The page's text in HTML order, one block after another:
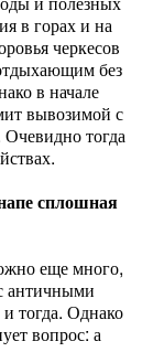
в горах и на
черкесов
без
в начале
вывозимой с
Очевидно тогда
сплошная
еще много,
античными
тогда. Однако
вопрос: а